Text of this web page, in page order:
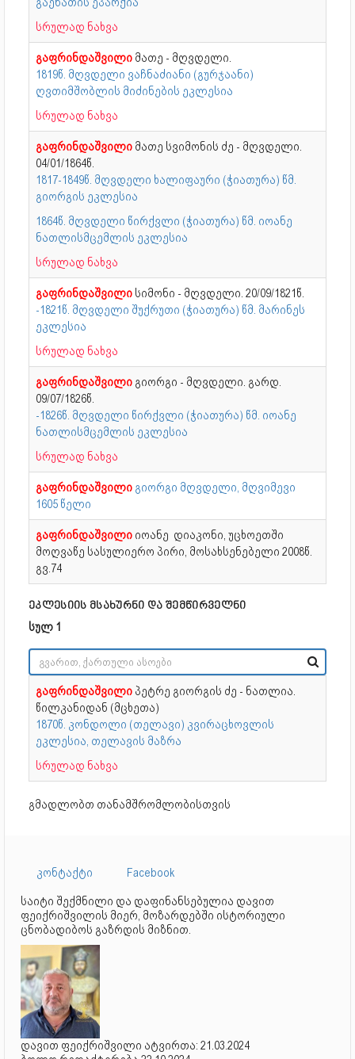
სრულად ნახვა
გაფრინდაშვილი მათე - მღვდელი.
1819წ. მღვდელი ვაჩნაძიანი (გურჯაანი)
ღვთიმშობლის მიძინების ეკლესია
სრულად ნახვა
გაფრინდაშვილი მათე სვიმონის ძე - მღვდელი.
04/01/1864წ.
1817-1849წ. მღვდელი ხალიფაური (ჭიათურა) წმ.
გიორგის ეკლესია
1864წ. მღვდელი წირქვლი (ჭიათურა) წმ. იოანე
ნათლისმცემლის ეკლესია
სრულად ნახვა
გაფრინდაშვილი სიმონი - მღვდელი. 20/09/1821წ.
-1821წ. მღვდელი შუქრუთი (ჭიათურა) წმ. მარინეს
ეკლესია
სრულად ნახვა
გაფრინდაშვილი გიორგი - მღვდელი. გარდ.
09/07/1826წ.
-1826წ. მღვდელი წირქვლი (ჭიათურა) წმ. იოანე
ნათლისმცემლის ეკლესია
სრულად ნახვა
გაფრინდაშვილი გიორგი მღვდელი, მღვიმევი
1605 წელი
გაფრინდაშვილი იოანე დიაკონი, უცხოეთში
მოღვაწე სასულიერო პირი, მოსახსენებელი 2008წ.
გვ.74
ეკლესიის მსახურნი და შემწირველნი
სულ 1
გაფრინდაშვილი პეტრე გიორგის ძე - ნათლია.
წილკანიდან (მცხეთა)
1870წ. კონდოლი (თელავი) კვირაცხოვლის
ეკლესია, თელავის მაზრა
სრულად ნახვა
გმადლობთ თანამშრომლობისთვის
კონტაქტი
Facebook
საიტი შექმნილი და დაფინანსებულია დავით
ფეიქრიშვილის მიერ, მოზარდებში ისტორიული
ცნობადიბოს გაზრდის მიზნით.
დავით ფეიქრიშვილი ატვირთა: 21.03.2024